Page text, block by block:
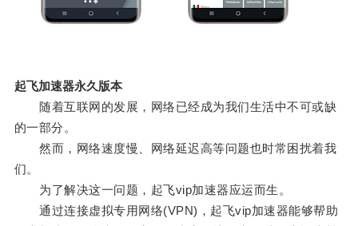
起飞加速器永久版本
随着互联网的发展，网络已经成为我们生活中不可或缺
的一部分。
然而，网络速度慢、网络延迟高等问题也时常困扰着我
们。
为了解决这一问题，起飞vip加速器应运而生。
通过连接虚拟专用网络(VPN)，起飞vip加速器能够帮助